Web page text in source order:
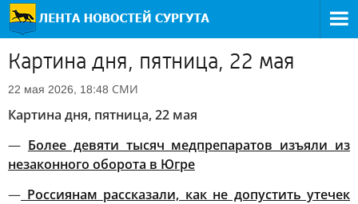
Картина дня, пятница, 22 мая
22 мая 2026, 18:48 СМИ
Картина дня, пятница, 22 мая
— Более девяти тысяч медпрепаратов изъяли из
незаконного оборота в Югре
— Россиянам рассказали, как не допустить утечек